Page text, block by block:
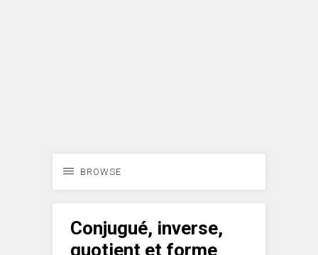
BROWSE
Conjugué, inverse,
quotient et forme